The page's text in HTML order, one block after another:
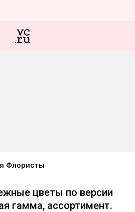
Флористы
цветы по версии
гамма, ассортимент.